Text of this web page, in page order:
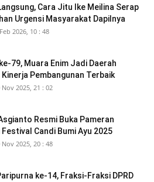
Cara Jitu Ike Meilina Serap
Urgensi Masyarakat Dapilnya
2026, 10 : 48
79, Muara Enim Jadi Daerah
Kinerja Pembangunan Terbaik
Nov 2025, 21 : 02
Resmi Buka Pameran
Festival Candi Bumi Ayu 2025
Nov 2025, 20 : 48
ke-14, Fraksi-Fraksi DPRD